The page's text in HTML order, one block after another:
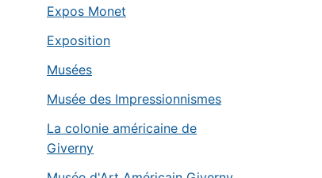
Expos Monet
Exposition
Musées
Musée des Impressionnismes
La colonie américaine de
Giverny